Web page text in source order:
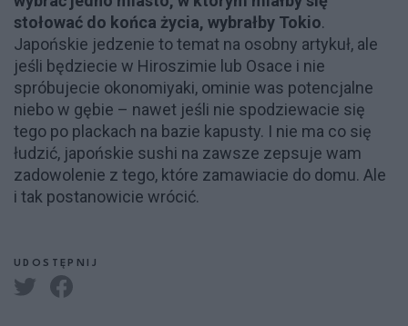
stołować do końca życia, wybrałby Tokio.
Japońskie jedzenie to temat na osobny artykuł, ale
jeśli będziecie w Hiroszimie lub Osace i nie
spróbujecie okonomiyaki, ominie was potencjalne
niebo w gębie – nawet jeśli nie spodziewacie się
tego po plackach na bazie kapusty. I nie ma co się
łudzić, japońskie sushi na zawsze zepsuje wam
zadowolenie z tego, które zamawiacie do domu. Ale
i tak postanowicie wrócić.
UDOSTĘPNIJ